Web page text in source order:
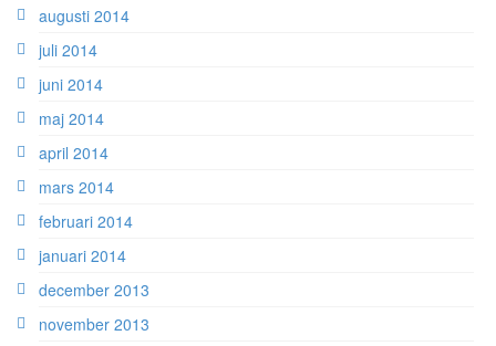
augusti 2014
juli 2014
juni 2014
maj 2014
april 2014
mars 2014
februari 2014
januari 2014
december 2013
november 2013